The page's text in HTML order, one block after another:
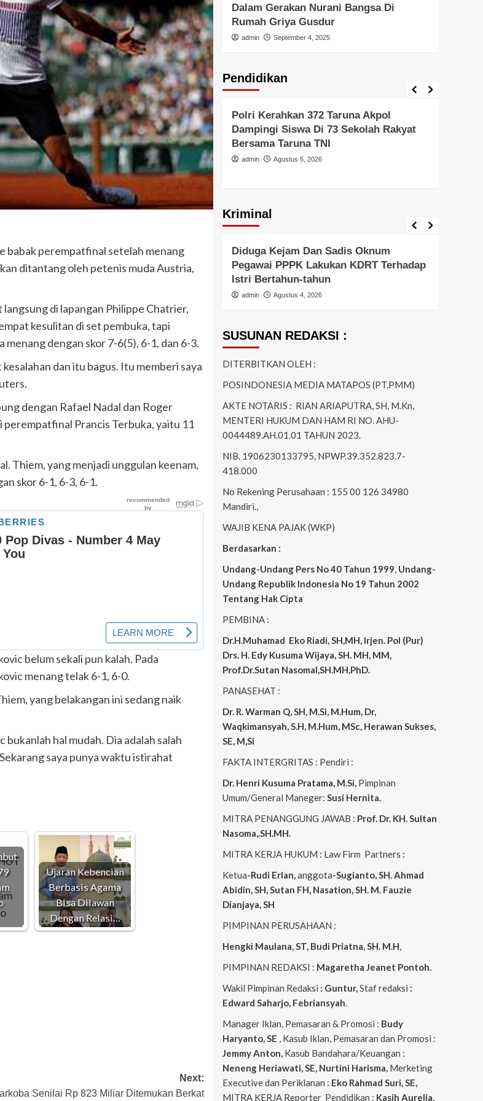
babak perempatfinal setelah menang
ditantang oleh petenis muda Austria,
di lapangan Philippe Chatrier,
kesulitan di set pembuka, tapi
dengan skor 7-6(5), 6-1, dan 6-3.
dan itu bagus. Itu memberi saya
dengan Rafael Nadal dan Roger
Prancis Terbuka, yaitu 11
Thiem, yang menjadi unggulan keenam,
skor 6-1, 6-3, 6-1.
belum sekali pun kalah. Pada
menang telak 6-1, 6-0.
yang belakangan ini sedang naik
hal mudah. Dia adalah salah
saya punya waktu istirahat
Ujaran Kebencian
Berbasis Agama
Bisa Dilawan
Dengan Relasi…
Next:
Senilai Rp 823 Miliar Ditemukan Berkat
admin Februari 20, 2025
Dalam Gerakan Nurani Bangsa Di
Rumah Griya Gusdur
admin September 4, 2025
Pendidikan
Pendidikan
DP3AP2KB Kota Tangerang Kolaborasi
Lintas Komunitas Harmoni Gerakan
Bersama,80 Guru SD Mengikuti
admin Juli 31, 2026
Pendidikan
Polri Kerahkan 372 Taruna Akpol
Dampingi Siswa Di 73 Sekolah Rakyat
Bersama Taruna TNI
admin Agustus 5, 2026
Kriminal
Warga diduga di tabrak mobil sampah,
terjatuh di truk lalu di sengat kabil optic
Berita Polisi
Diduga Kejam Dan Sadis Oknum
Pegawai PPPK Lakukan KDRT Terhadap
Istri Bertahun-tahun
admin Agustus 4, 2026
SUSUNAN REDAKSI :
DITERBITKAN OLEH :
POSINDONESIA MEDIA MATAPOS (PT.PMM)
AKTE NOTARIS : RIAN ARIAPUTRA, SH, M.Kn,
MENTERI HUKUM DAN HAM RI NO. AHU-
0044489.AH.01.01 TAHUN 2023.
NIB. 1906230133795, NPWP.39.352.823.7-
418.000
No Rekening Perusahaan : 155 00 126 34980
Mandiri.,
WAJIB KENA PAJAK (WKP)
Berdasarkan :
Undang-Undang Pers No 40 Tahun 1999, Undang-
Undang Republik Indonesia No 19 Tahun 2002
Tentang Hak Cipta
PEMBINA :
Dr.H.Muhamad Eko Riadi, SH,MH, Irjen. Pol (Pur)
Drs. H. Edy Kusuma Wijaya, SH. MH, MM,
Prof.Dr.Sutan Nasomal,SH.MH,PhD.
PANASEHAT :
Dr. R. Warman Q, SH, M.Si, M.Hum, Dr,
Waqkimansyah, S.H, M.Hum, MSc, Herawan Sukses,
SE, M,Si
FAKTA INTERGRITAS : Pendiri :
Dr. Henri Kusuma Pratama, M.Si, Pimpinan
Umum/General Maneger: Susi Hernita.
MITRA PENANGGUNG JAWAB : Prof. Dr. KH. Sultan
Nasoma,.SH.MH.
MITRA KERJA HUKUM : Law Firm Partners :
Ketua-Rudi Erlan,anggota-Sugianto, SH. Ahmad
Abidin, SH, Sutan FH, Nasation, SH. M. Fauzie
Dianjaya, SH
PIMPINAN PERUSAHAAN :
Hengki Maulana, ST, Budi Priatna, SH. M.H,
PIMPINAN REDAKSI : Magaretha Jeanet Pontoh.
Wakil Pimpinan Redaksi : Guntur,Staf redaksi :
Edward Saharjo, Febriansyah.
Manager Iklan, Pemasaran & Promosi : Budy
Haryanto, SE , Kasub Iklan, Pemasaran dan Promosi :
Jemmy Anton, Kasub Bandahara/Keuangan :
Neneng Heriawati, SE, Nurtini Harisma, Merketing
Executive dan Periklanan : Eko Rahmad Suri, SE,
MITRA KERJA Reporter Pendidikan : Kasih Aurelia,